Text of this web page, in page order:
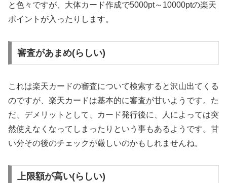
と色々ですが、大体カード作成で5000pt～10000ptの楽天
ポイントが入ったりします。
審査があまめ(らしい)
これは楽天カードの審査について検索すると沢山出てくる
のですが、楽天カードは基本的に審査が甘いようです。た
だ、デメリットとして、カード発行後に、人によっては突
然使えなくなってしまったりという事もあるようです。甘
い分その後のチェックが厳しいのかもしれませんね。
上限額が高い(らしい)